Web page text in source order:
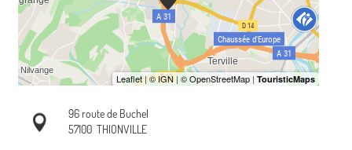
96 route de Buchel
57100 THIONVILLE